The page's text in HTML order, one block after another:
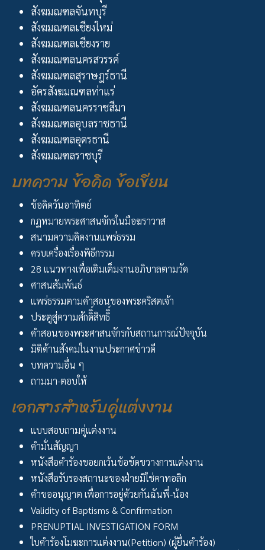
สังฆมณฑลจันทบุรี
สังฆมณฑลเชียงใหม่
สังฆมณฑลเชียงราย
สังฆมณฑลนครสวรรค์
สังฆมณฑลสุราษฎร์ธานี
อัครสังฆมณฑลท่าแร่
สังฆมณฑลนครราชสีมา
สังฆมณฑลอุบลราชธานี
สังฆมณฑลอุดรธานี
สังฆมณฑลราชบุรี
บทความ ข้อคิด ข้อเขียน
ข้อคิดวันอาทิตย์
กฏหมายพระศาสนจักรในมือฆราวาส
สนามความคิดงานแพร่ธรรม
ครบเครื่องเรื่องพิธีกรรม
28 แนวทางเพื่อเติมเต็มงานอภิบาลตามวัด
ศาสนสัมพันธ์
แพร่ธรรมตามคำสอนของพระคริสตเจ้า
ประตูสู่ความศักดิิ์สิทธิิ์
คำสอนของพระศาสนจักรกับสถานการณ์ปัจจุบัน
มิติด้านสังคมในงานประกาศข่าวดี
บทความอื่น ๆ
ถามมา-ตอบให้
เอกสารสำหรับคู่แต่งงาน
แบบสอบถามคู่แต่งงาน
คำมั่นสัญญา
หนังสือคำร้องขอยกเว้นข้อขัดขวางการแต่งงาน
หนังสือรับรองสถานะของฝ่ายมิใช่คาทอลิก
คำขออนุญาต เพื่อการอยู่ด้วยกันฉันพี่-น้อง
Validity of Baptisms & Confirmation
PRENUPTIAL INVESTIGATION FORM
ใบคำร้องโมฆะการแต่งงาน(Petition) (ผู้ยื่นคำร้อง)